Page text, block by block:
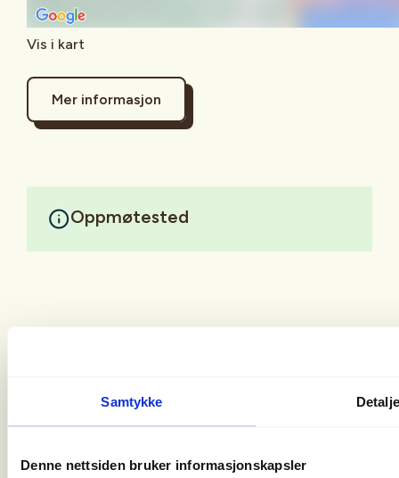
Samtykke
Denne nettsiden bruker informasjonskapsler
Vis i kart
Mer informasjon
Oppmøtested
0186 Oslo